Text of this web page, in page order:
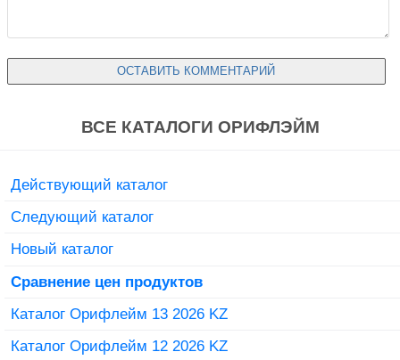
ВСЕ КАТАЛОГИ ОРИФЛЭЙМ
Действующий каталог
Следующий каталог
Новый каталог
Сравнение цен продуктов
Каталог Орифлейм 13 2026 KZ
Каталог Орифлейм 12 2026 KZ